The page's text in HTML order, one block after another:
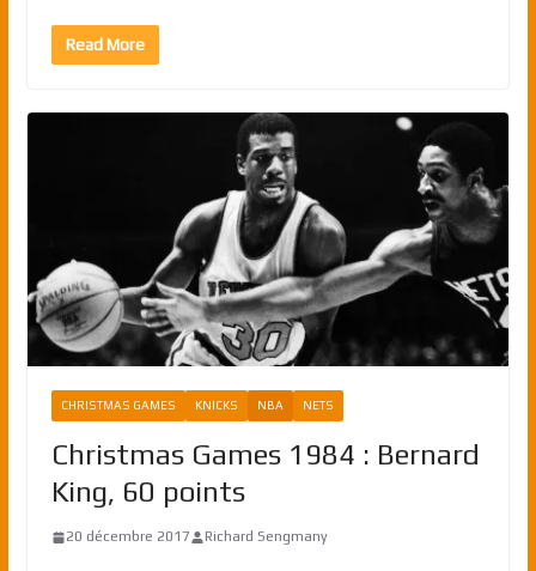
Read More
CHRISTMAS GAMES KNICKS NBA NETS
Christmas Games 1984 : Bernard
King, 60 points
20 décembre 2017 Richard Sengmany